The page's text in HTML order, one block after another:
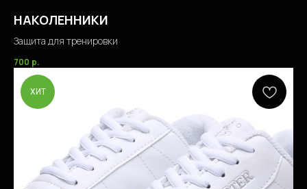
НАКОЛЕННИКИ
Защита для тренировки
700 р.
ХИТ